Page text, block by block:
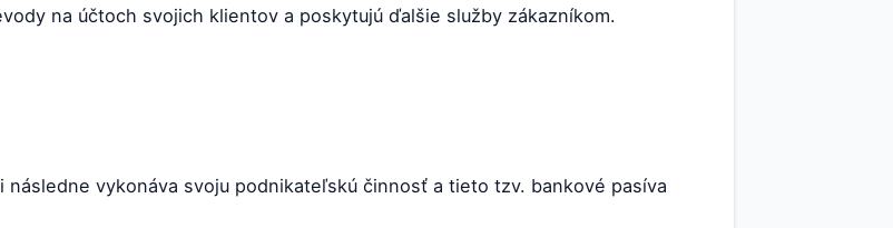
na účtoch svojich klientov a poskytujú ďalšie služby zákazníkom.
vykonáva svoju podnikateľskú činnosť a tieto tzv. bankové pasíva